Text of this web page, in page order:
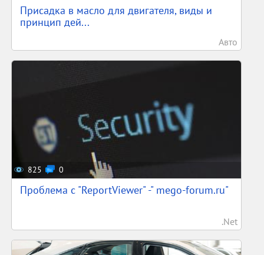
Присадка в масло для двигателя, виды и
принцип дей...
Авто
825 0
Проблема с "ReportViewer" -" mego-forum.ru"
.Net